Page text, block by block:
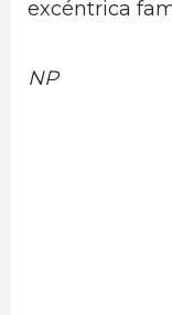
excéntrica
NP